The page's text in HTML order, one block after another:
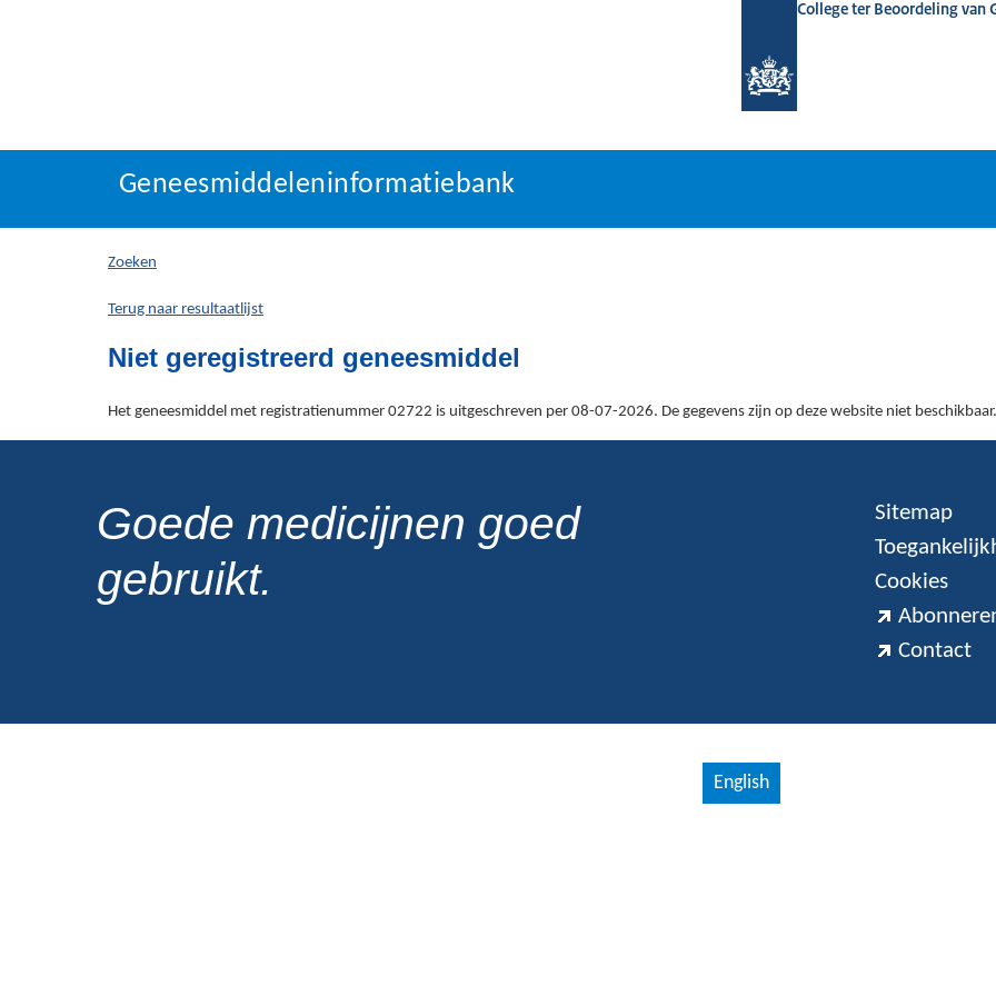
College ter Beoordeling van
Geneesmiddeleninformatiebank
U
hier:
Geneesmiddeleninformatiebank
Zoeken
Terug naar resultaatlijst
Niet geregistreerd geneesmiddel
Het geneesmiddel met registratienummer 02722 is uitgeschreven per 08-07-2026. De gegevens zijn op deze website niet beschikbaar.
Goede medicijnen goed
gebruikt.
Sitemap
Cookies
Contact
English